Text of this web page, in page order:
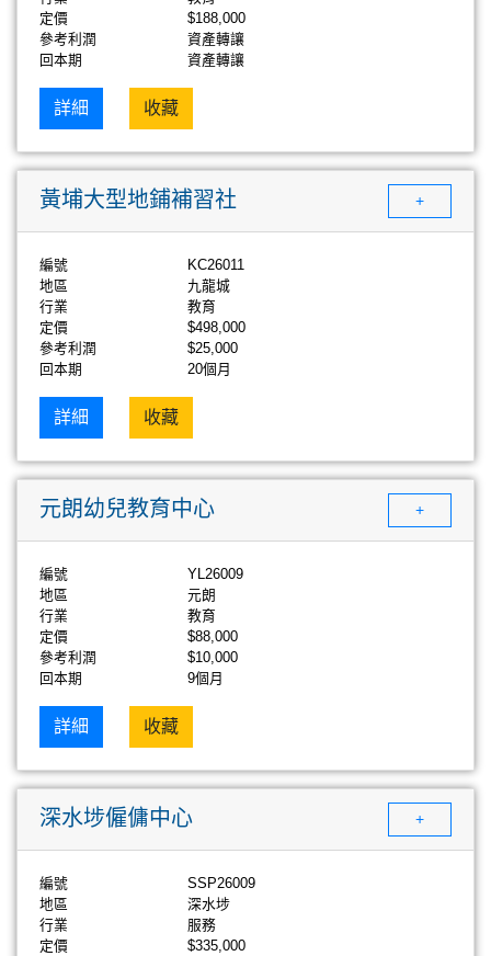
定價
$188,000
參考利潤
資產轉讓
回本期
資產轉讓
詳細 收藏
黃埔大型地鋪補習社 +
編號
KC26011
地區
九龍城
行業
教育
定價
$498,000
參考利潤
$25,000
回本期
20個月
詳細 收藏
元朗幼兒教育中心 +
編號
YL26009
地區
元朗
行業
教育
定價
$88,000
參考利潤
$10,000
回本期
9個月
詳細 收藏
深水埗僱傭中心 +
編號
SSP26009
地區
深水埗
行業
服務
定價
$335,000